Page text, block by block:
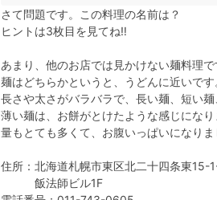
さて問題です。この料理の名前は？
ヒントは3枚目を見てね‼️
あまり、他のお店では見かけない麺料理で
麺はどちらかというと、うどんに近いです
長さや太さがバラバラで、長い麺、短い
薄い麺は、お餅がとけたような感じになり
量もとても多くて、お腹いっぱいになりま
住所：北海道札幌市東区北二十四条東15-
飯法師ビル1F